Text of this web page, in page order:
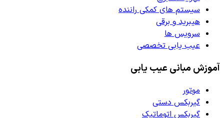
سیستم های کمکی راننده
هیبرید و برقی
سرویس ها
عیب یابی تخصصی
آموزش مبانی عیب یابی
موتور
گیربکس دستی
گیربکس اتوماتیک